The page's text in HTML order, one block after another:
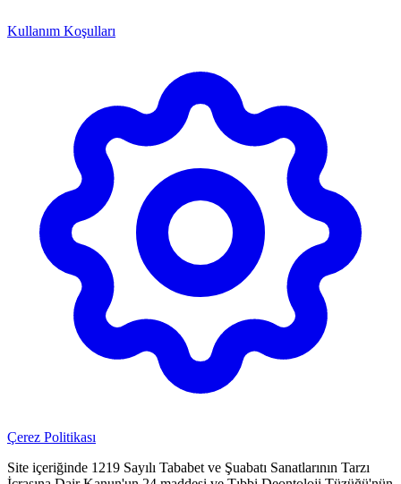
Kullanım Koşulları
Çerez Politikası
Site içeriğinde 1219 Sayılı Tababet ve Şuabatı Sanatlarının Tarzı